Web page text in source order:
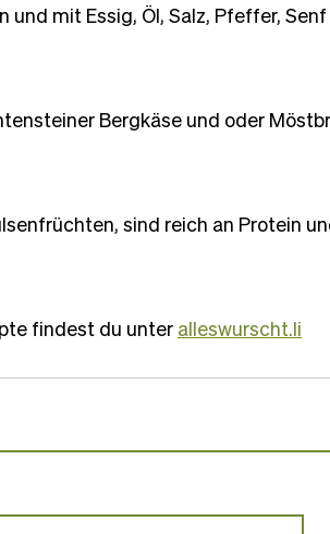
und mit Essig, Öl, Salz, Pfeffer,
Bergkäse und oder
sind reich an Protein
findest du unter alleswurscht.li